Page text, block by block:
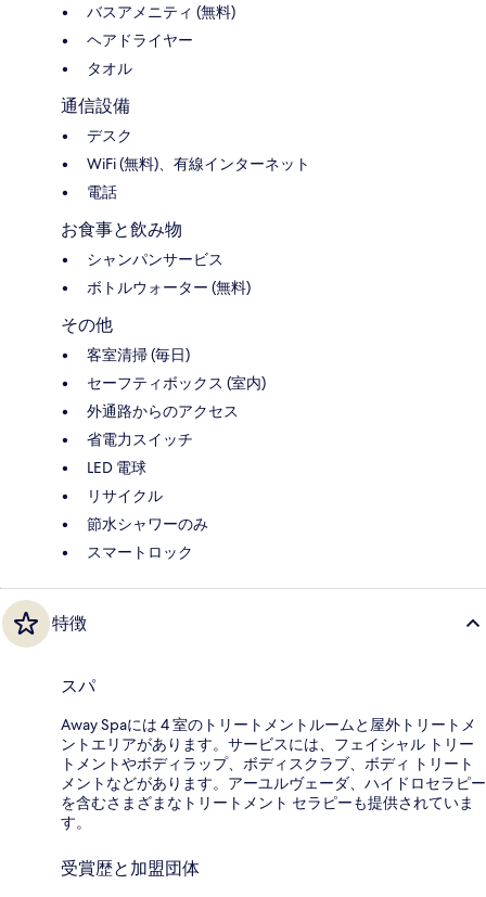
バスアメニティ (無料)
ヘアドライヤー
タオル
通信設備
デスク
WiFi (無料)、有線インターネット
電話
お食事と飲み物
シャンパンサービス
ボトルウォーター (無料)
その他
客室清掃 (毎日)
セーフティボックス (室内)
外通路からのアクセス
省電力スイッチ
LED 電球
リサイクル
節水シャワーのみ
スマートロック
特徴
スパ
Away Spaには 4 室のトリートメントルームと屋外トリートメ
ントエリアがあります。サービスには、フェイシャル トリー
トメントやボディラップ、ボディスクラブ、ボディ トリート
メントなどがあります。アーユルヴェーダ、ハイドロセラピー
を含むさまざまなトリートメント セラピーも提供されていま
す。
受賞歴と加盟団体